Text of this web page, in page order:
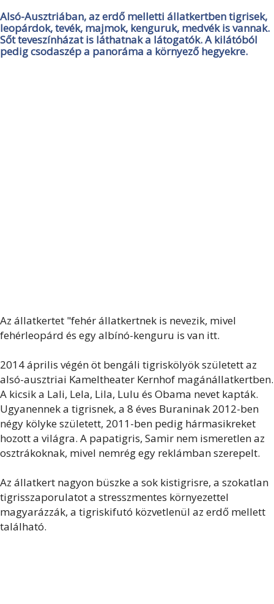
Alsó-Ausztriában, az erdő melletti állatkertben tigrisek,
leopárdok, tevék, majmok, kenguruk, medvék is vannak.
Sőt teveszínházat is láthatnak a látogatók. A kilátóból
pedig csodaszép a panoráma a környező hegyekre.
Az állatkertet "fehér állatkertnek is nevezik, mivel
fehérleopárd és egy albínó-kenguru is van itt.
2014 április végén öt bengáli tigriskölyök született az
alsó-ausztriai Kameltheater Kernhof magánállatkertben.
A kicsik a Lali, Lela, Lila, Lulu és Obama nevet kapták.
Ugyanennek a tigrisnek, a 8 éves Buraninak 2012-ben
négy kölyke született, 2011-ben pedig hármasikreket
hozott a világra. A papatigris, Samir nem ismeretlen az
osztrákoknak, mivel nemrég egy reklámban szerepelt.
Az állatkert nagyon büszke a sok kistigrisre, a szokatlan
tigrisszaporulatot a stresszmentes környezettel
magyarázzák, a tigriskifutó közvetlenül az erdő mellett
található.